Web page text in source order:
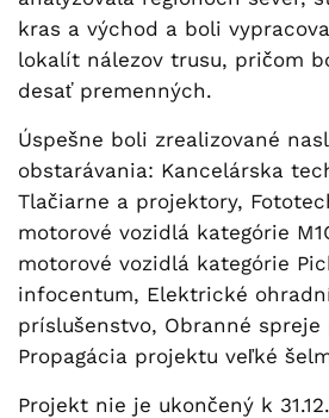
kras a východ a boli
lokalít nálezov trusu, pričom
desať premenných.
Úspešne boli zrealizované
obstarávania: Kancelárska
Tlačiarne a projektory,
motorové vozidlá kategórie
motorové vozidlá kategórie
infocentum, Elektrické
príslušenstvo, Obranné
Propagácia projektu veľké
Projekt nie je ukončený k